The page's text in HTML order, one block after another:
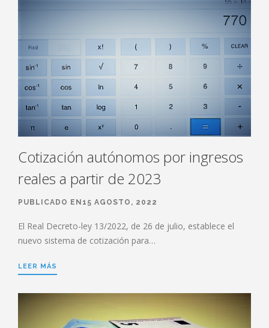
Cotización autónomos por ingresos
reales a partir de 2023
PUBLICADO EN15 AGOSTO, 2022
El Real Decreto-ley 13/2022, de 26 de julio, establece el
nuevo sistema de cotización para…
LEER MÁS